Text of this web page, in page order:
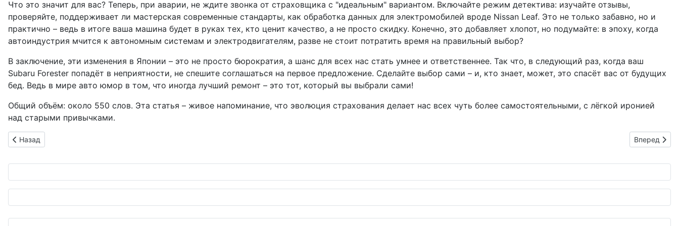
Что это значит для вас? Теперь, при аварии, не ждите звонка от страховщика с "идеальным" вариантом. Включайте режим детектива: изучайте отзывы,
проверяйте, поддерживает ли мастерская современные стандарты, как обработка данных для электромобилей вроде Nissan Leaf. Это не только забавно, но и
практично – ведь в итоге ваша машина будет в руках тех, кто ценит качество, а не просто скидку. Конечно, это добавляет хлопот, но подумайте: в эпоху, когда
автоиндустрия мчится к автономным системам и электродвигателям, разве не стоит потратить время на правильный выбор?
В заключение, эти изменения в Японии – это не просто бюрократия, а шанс для всех нас стать умнее и ответственнее. Так что, в следующий раз, когда ваш
Subaru Forester попадёт в неприятности, не спешите соглашаться на первое предложение. Сделайте выбор сами – и, кто знает, может, это спасёт вас от будущих
бед. Ведь в мире авто юмор в том, что иногда лучший ремонт – это тот, который вы выбрали сами!
Общий объём: около 550 слов. Эта статья – живое напоминание, что эволюция страхования делает нас всех чуть более самостоятельными, с лёгкой иронией
над старыми привычками.
Предыдущий: Фольксваген гонит по трассе на соевом молоке: B100 в Бразилии – экология или маркетинговый трюк?
Назад Следующий:
Вперед